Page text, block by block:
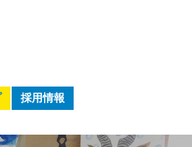
採用情報